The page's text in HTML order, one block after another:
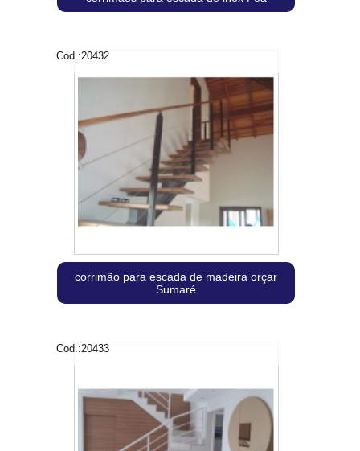
Cod.:20432
corrimão para escada de madeira orçar
Sumaré
Cod.:20433